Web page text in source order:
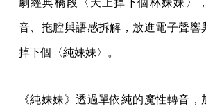
音、拖腔與語感拆解，放進電子聲響
掉下個〈純妹妹〉。
《純妹妹》透過單依純的魔性轉音